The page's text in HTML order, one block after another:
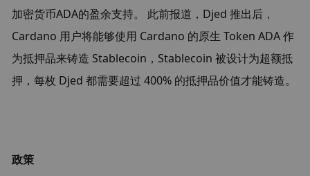
加密货币ADA的盈余支持。 此前报道，Djed 推出后，
Cardano 用户将能够使用 Cardano 的原生 Token ADA 作
为抵押品来铸造 Stablecoin，Stablecoin 被设计为超额抵
押，每枚 Djed 都需要超过 400% 的抵押品价值才能铸造。
政策